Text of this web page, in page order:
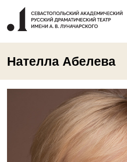
Нателла Абелева